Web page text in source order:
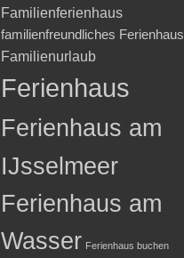
Familienferienhaus
familienfreundliches Ferienhaus
Familienurlaub
Ferienhaus
Ferienhaus am
IJsselmeer
Ferienhaus am
Wasser Ferienhaus buchen